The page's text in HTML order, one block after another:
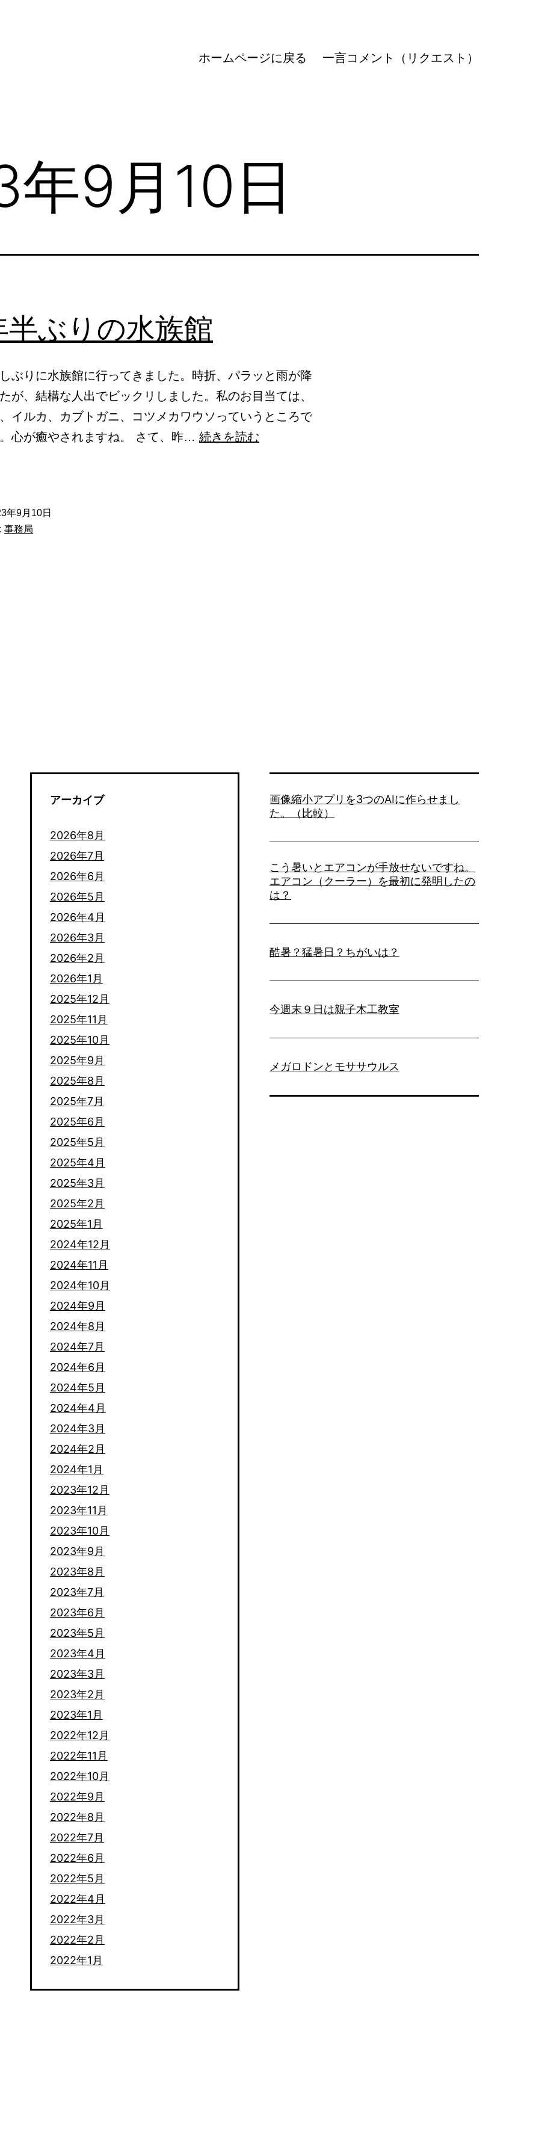
ホームページに戻る 一言コメント（リクエスト）
9月10日
半ぶりの水族館
ぶりに水族館に行ってきました。時折、パラッと雨が降
が、結構な人出でビックリしました。私のお目当ては、
イルカ、カブトガニ、コツメカワウソっていうところで
心が癒やされますね。 さて、昨… 続きを読む
年9月10日
事務局
アーカイブ
2026年8月
2026年7月
2026年6月
2026年5月
2026年4月
2026年3月
2026年2月
2026年1月
2025年12月
2025年11月
2025年10月
2025年9月
2025年8月
2025年7月
2025年6月
2025年5月
2025年4月
2025年3月
2025年2月
2025年1月
2024年12月
2024年11月
2024年10月
2024年9月
2024年8月
2024年7月
2024年6月
2024年5月
2024年4月
2024年3月
2024年2月
2024年1月
2023年12月
2023年11月
2023年10月
2023年9月
2023年8月
2023年7月
2023年6月
2023年5月
2023年4月
2023年3月
2023年2月
2023年1月
2022年12月
2022年11月
2022年10月
2022年9月
2022年8月
2022年7月
2022年6月
2022年5月
2022年4月
2022年3月
2022年2月
2022年1月
画像縮小アプリを3つのAIに作らせまし
た。（比較）
こう暑いとエアコンが手放せないですね。
エアコン（クーラー）を最初に発明したの
は？
酷暑？猛暑日？ちがいは？
今週末９日は親子木工教室
メガロドンとモササウルス